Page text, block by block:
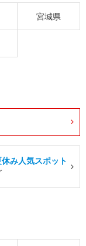
宮城県
み人気スポット